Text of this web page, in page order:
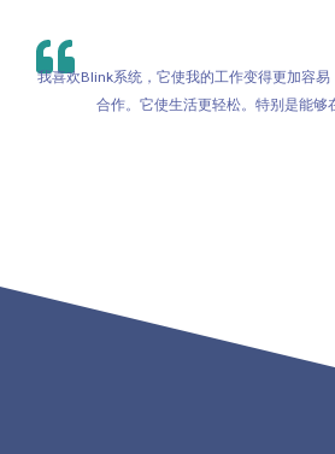
我喜欢Blink系统，它使我的工作变得更加容
合作。它使生活更轻松。特别是能够